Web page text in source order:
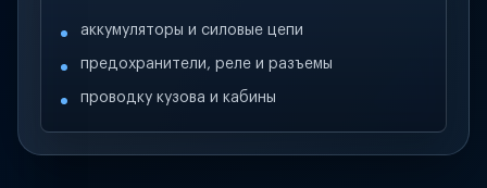
аккумуляторы и силовые цепи
предохранители, реле и разъемы
проводку кузова и кабины